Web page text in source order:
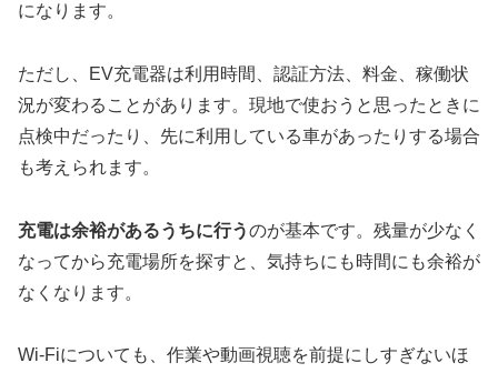
になります。
ただし、EV充電器は利用時間、認証方法、料金、稼働状
況が変わることがあります。現地で使おうと思ったときに
点検中だったり、先に利用している車があったりする場合
も考えられます。
充電は余裕があるうちに行うのが基本です。残量が少なく
なってから充電場所を探すと、気持ちにも時間にも余裕が
なくなります。
Wi-Fiについても、作業や動画視聴を前提にしすぎないほ